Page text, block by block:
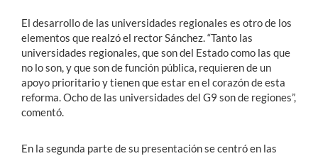
El desarrollo de las universidades regionales es otro de los
elementos que realzó el rector Sánchez. “Tanto las
universidades regionales, que son del Estado como las que
no lo son, y que son de función pública, requieren de un
apoyo prioritario y tienen que estar en el corazón de esta
reforma. Ocho de las universidades del G9 son de regiones”,
comentó.
En la segunda parte de su presentación se centró en las